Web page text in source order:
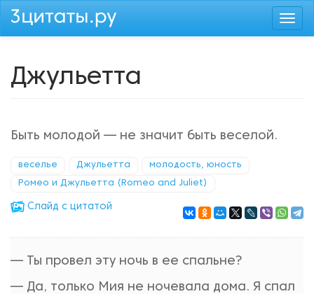
Перейти
Джульетта
Быть молодой — не значит быть веселой.
веселье Джульетта молодость, юность
Ромео и Джульетта (Romeo and Juliet)
Cлайд с цитатой
— Ты провел эту ночь в ее спальне?
— Да, только Мия не ночевала дома. Я спал